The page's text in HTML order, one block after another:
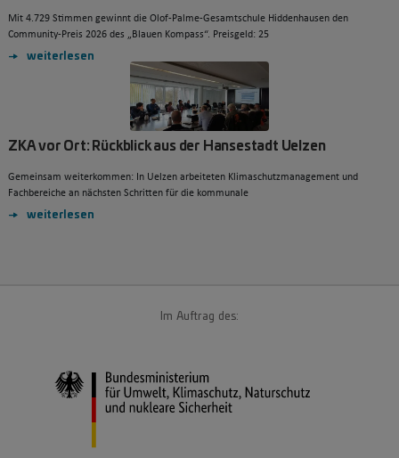
Mit 4.729 Stimmen gewinnt die Olof-Palme-Gesamtschule Hiddenhausen den
Community-Preis 2026 des „Blauen Kompass“. Preisgeld: 25
weiterlesen
ZKA vor Ort: Rückblick aus der Hansestadt Uelzen
Gemeinsam weiterkommen: In Uelzen arbeiteten Klimaschutzmanagement und
Fachbereiche an nächsten Schritten für die kommunale
weiterlesen
Im Auftrag des: